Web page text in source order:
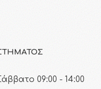
09:00 - 14:00